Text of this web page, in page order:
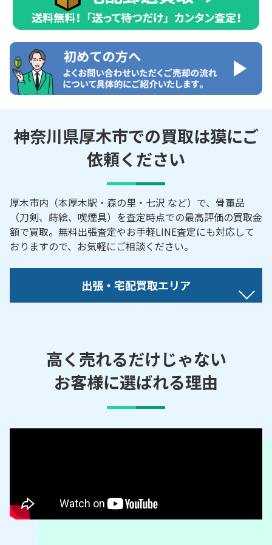
神奈川県厚木市での買取は獏にご
依頼ください
厚木市内（本厚木駅・森の里・七沢 など）で、骨董品
（刀剣、蒔絵、喫煙具）を査定時点での最高評価の買取金
額で買取。無料出張査定やお手軽LINE査定にも対応して
おりますので、お気軽にご相談ください。
出張・宅配買取エリア
川／王子／岡田／岡津古久／小野／恩名／金田／上
依知／上荻野／上落合／上古沢／寿町／幸町／酒井
／栄町／猿ケ島／三田／下川入／下津古久／関口／
棚沢／田村町／妻田／戸田／鳶尾／戸室／中町／長
【対応主要駅】
本厚木駅／愛甲石田駅
高く売れるだけじゃない
お客様に選ばれる理由